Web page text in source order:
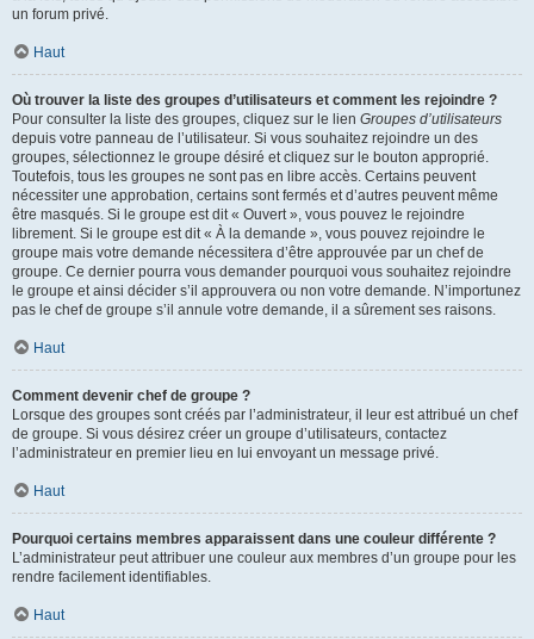
un forum privé.
Haut
Où trouver la liste des groupes d’utilisateurs et comment les rejoindre ?
Pour consulter la liste des groupes, cliquez sur le lien Groupes d’utilisateurs
depuis votre panneau de l’utilisateur. Si vous souhaitez rejoindre un des
groupes, sélectionnez le groupe désiré et cliquez sur le bouton approprié.
Toutefois, tous les groupes ne sont pas en libre accès. Certains peuvent
nécessiter une approbation, certains sont fermés et d’autres peuvent même
être masqués. Si le groupe est dit « Ouvert », vous pouvez le rejoindre
librement. Si le groupe est dit « À la demande », vous pouvez rejoindre le
groupe mais votre demande nécessitera d’être approuvée par un chef de
groupe. Ce dernier pourra vous demander pourquoi vous souhaitez rejoindre
le groupe et ainsi décider s’il approuvera ou non votre demande. N’importunez
pas le chef de groupe s’il annule votre demande, il a sûrement ses raisons.
Haut
Comment devenir chef de groupe ?
Lorsque des groupes sont créés par l’administrateur, il leur est attribué un chef
de groupe. Si vous désirez créer un groupe d’utilisateurs, contactez
l’administrateur en premier lieu en lui envoyant un message privé.
Haut
Pourquoi certains membres apparaissent dans une couleur différente ?
L’administrateur peut attribuer une couleur aux membres d’un groupe pour les
rendre facilement identifiables.
Haut